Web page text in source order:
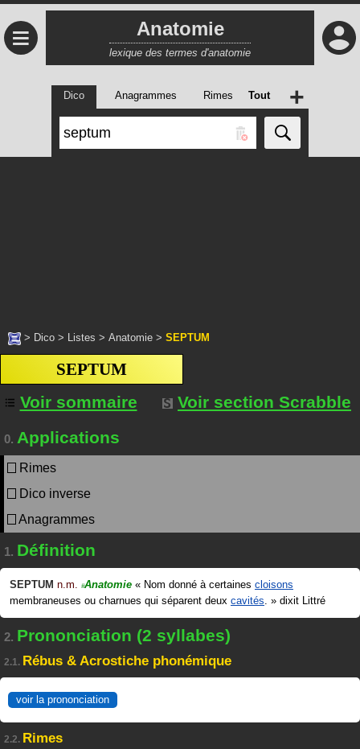
≡ Anatomie
lexique des termes d'anatomie
Dico Anagrammes Rimes Tout +
> Dico > Listes > Anatomie > SEPTUM
SEPTUM
Voir sommaire
Voir section Scrabble
0. Applications
Rimes
Dico inverse
Anagrammes
1. Définition
SEPTUM n.m. #Anatomie « Nom donné à certaines cloisons
membraneuses ou charnues qui séparent deux cavités. » dixit Littré
2. Prononciation (2 syllabes)
2.1. Rébus & Acrostiche phonémique
voir la prononciation
2.2. Rimes